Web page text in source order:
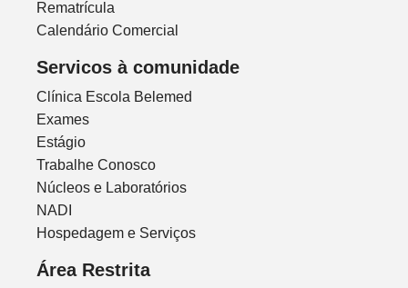
Rematrícula
Calendário Comercial
Servicos à comunidade
Clínica Escola Belemed
Exames
Estágio
Trabalhe Conosco
Núcleos e Laboratórios
NADI
Hospedagem e Serviços
Área Restrita